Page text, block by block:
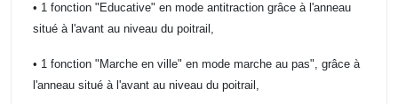
• 1 fonction "Educative" en mode antitraction grâce à l'anneau
situé à l'avant au niveau du poitrail,
• 1 fonction "Marche en ville" en mode marche au pas", grâce à
l'anneau situé à l'avant au niveau du poitrail,